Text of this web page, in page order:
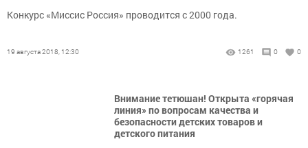
Конкурс «Миссис Россия» проводится с 2000 года.
19 августа 2018, 12:30 1261 0 0
Внимание тетюшан! Открыта «горячая
линия» по вопросам качества и
безопасности детских товаров и
детского питания